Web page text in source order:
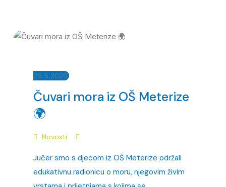
29.5.2026.
Čuvari mora iz OŠ Meterize
🌍
Novosti
Jučer smo s djecom iz OŠ Meterize održali
edukativnu radionicu o moru, njegovim živim